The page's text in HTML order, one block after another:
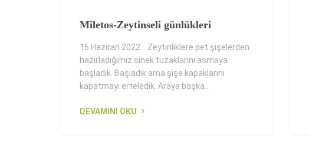
Miletos-Zeytinseli günlükleri
16 Haziran 2022... Zeytinliklere pet şişelerden
hazırladığımız sinek tuzaklarını asmaya
başladık. Başladık ama şişe kapaklarını
kapatmayı erteledik. Araya başka...
DEVAMINI OKU